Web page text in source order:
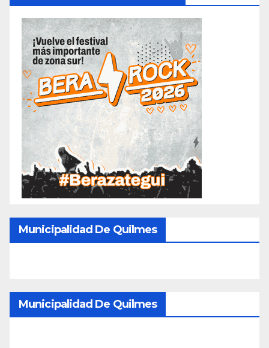
Municipalidad De Quilmes
Municipalidad De Quilmes